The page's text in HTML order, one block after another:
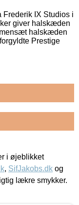
IX Studios i
giver halskæden
halskæden
Prestige
i øjeblikket
, SifJakobs.dk og
lækre smykker.